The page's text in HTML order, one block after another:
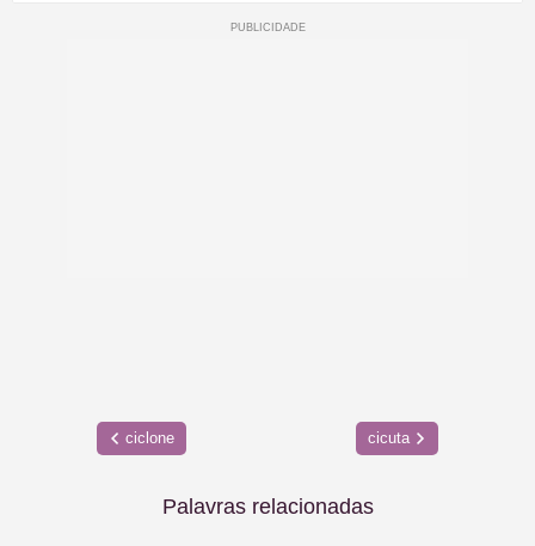
ciclone cicuta
Palavras relacionadas